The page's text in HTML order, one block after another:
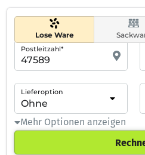
Lose Ware
Postleitzahl*
Lieferoption
Mehr Optionen anzeigen